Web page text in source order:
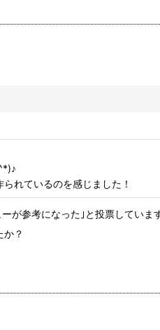
れているのを感じました！
が参考になった｣と投票していま
か？